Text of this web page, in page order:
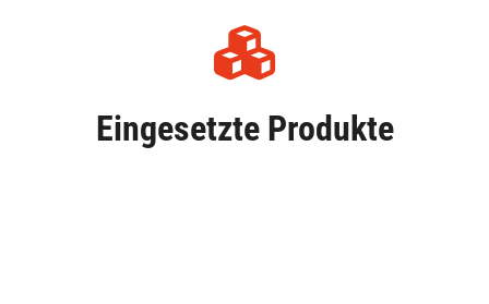
Eingesetzte Produkte